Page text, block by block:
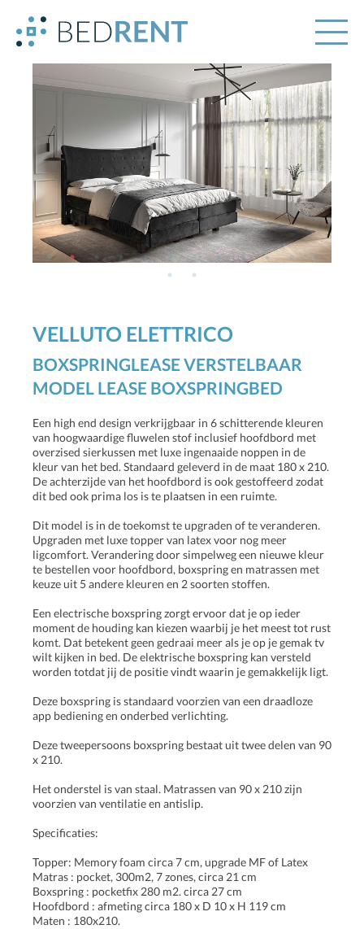
VELLUTO ELETTRICO
BOXSPRINGLEASE VERSTELBAAR
MODEL LEASE BOXSPRINGBED
Een high end design verkrijgbaar in 6 schitterende kleuren
van hoogwaardige fluwelen stof inclusief hoofdbord met
overzised sierkussen met luxe ingenaaide noppen in de
kleur van het bed. Standaard geleverd in de maat 180 x 210.
De achterzijde van het hoofdbord is ook gestoffeerd zodat
dit bed ook prima los is te plaatsen in een ruimte.
Dit model is in de toekomst te upgraden of te veranderen.
Upgraden met luxe topper van latex voor nog meer
ligcomfort. Verandering door simpelweg een nieuwe kleur
te bestellen voor hoofdbord, boxspring en matrassen met
keuze uit 5 andere kleuren en 2 soorten stoffen.
Een electrische boxspring zorgt ervoor dat je op ieder
moment de houding kan kiezen waarbij je het meest tot rust
komt. Dat betekent geen gedraai meer als je op je gemak tv
wilt kijken in bed. De elektrische boxspring kan versteld
worden totdat jij de positie vindt waarin je gemakkelijk ligt.
Deze boxspring is standaard voorzien van een draadloze
app bediening en onderbed verlichting.
Deze tweepersoons boxspring bestaat uit twee delen van 90
x 210.
Het onderstel is van staal. Matrassen van 90 x 210 zijn
voorzien van ventilatie en antislip.
Specificaties:
Topper: Memory foam circa 7 cm, upgrade MF of Latex
Matras : pocket, 300m2, 7 zones, circa 21 cm
Boxspring : pocketfix 280 m2. circa 27 cm
Hoofdbord : afmeting circa 180 x D 10 x H 119 cm
Maten : 180x210.